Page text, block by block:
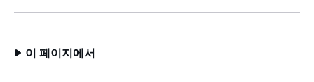
이 페이지에서